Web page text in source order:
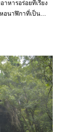
หารอร่อยที่เรียง
อนาฬิกาที่เป็น